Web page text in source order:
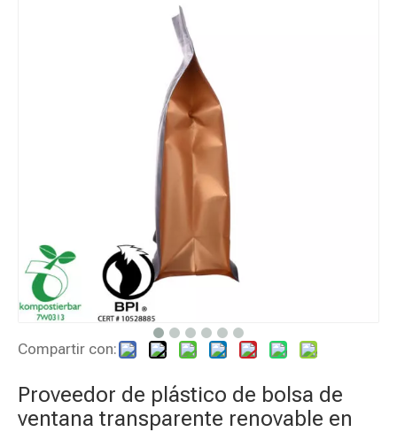
Compartir con:
Proveedor de plástico de bolsa de
ventana transparente renovable en